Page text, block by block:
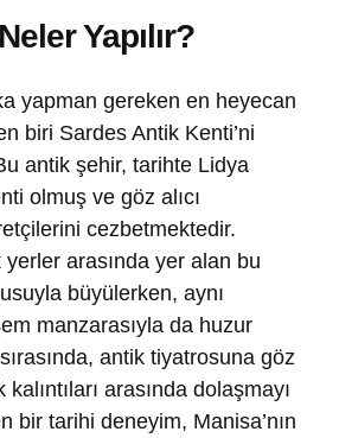
Yapılır?
yapman gereken en heyecan
biri Sardes Antik Kenti’ni
antik şehir, tarihte Lidya
olmuş ve göz alıcı
cezbetmektedir.
arasında yer alan bu
büyülerken, aynı
manzarasıyla da huzur
antik tiyatrosuna göz
arasında dolaşmayı
bir tarihi deneyim, Manisa’nın